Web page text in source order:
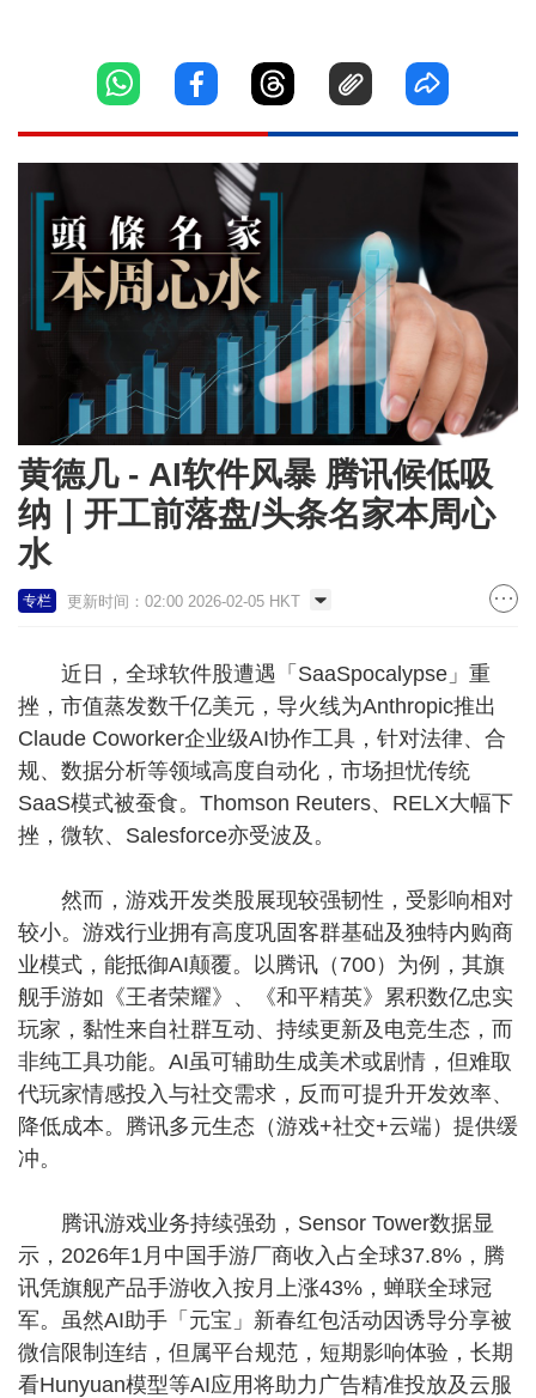
黄德几 - AI软件风暴 腾讯候低吸
纳｜开工前落盘/头条名家本周心
水
专栏 更新时间：02:00 2026-02-05 HKT
近日，全球软件股遭遇「SaaSpocalypse」重
挫，市值蒸发数千亿美元，导火线为Anthropic推出
Claude Coworker企业级AI协作工具，针对法律、合
规、数据分析等领域高度自动化，市场担忧传统
SaaS模式被蚕食。Thomson Reuters、RELX大幅下
挫，微软、Salesforce亦受波及。
然而，游戏开发类股展现较强韧性，受影响相对
较小。游戏行业拥有高度巩固客群基础及独特内购商
业模式，能抵御AI颠覆。以腾讯（700）为例，其旗
舰手游如《王者荣耀》、《和平精英》累积数亿忠实
玩家，黏性来自社群互动、持续更新及电竞生态，而
非纯工具功能。AI虽可辅助生成美术或剧情，但难取
代玩家情感投入与社交需求，反而可提升开发效率、
降低成本。腾讯多元生态（游戏+社交+云端）提供缓
冲。
腾讯游戏业务持续强劲，Sensor Tower数据显
示，2026年1月中国手游厂商收入占全球37.8%，腾
讯凭旗舰产品手游收入按月上涨43%，蝉联全球冠
军。虽然AI助手「元宝」新春红包活动因诱导分享被
微信限制连结，但属平台规范，短期影响体验，长期
看Hunyuan模型等AI应用将助力广告精准投放及云服